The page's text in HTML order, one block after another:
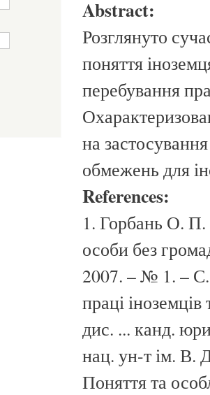
Abstract:
Розглянуто
поняття
перебування
на
обмежень для
References:
1. Горбань О. П.
особи без
2007. – № 1. –
праці
дис. ... канд.
нац. ун-т ім. В.
Поняття та